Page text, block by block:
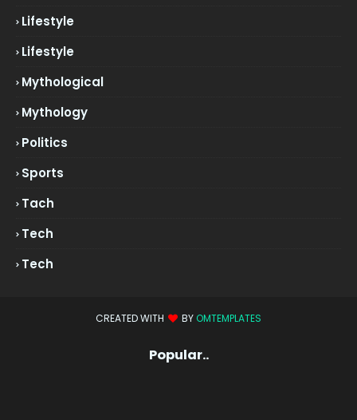
Lifestyle
Lifestyle
Mythological
Mythology
Politics
Sports
Tach
Tech
Tech
CREATED WITH BY OMTEMPLATES
Popular..